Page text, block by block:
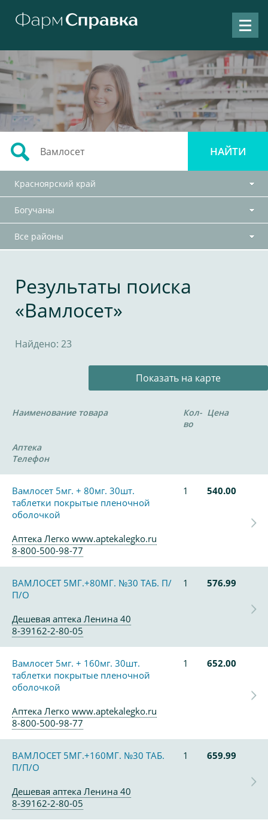
Красноярский край
Богучаны
Все районы
Результаты поиска
«Вамлосет»
Найдено: 23
Показать на карте
Наименование товара
Кол-
во
Цена
Аптека
Телефон
Вамлосет 5мг. + 80мг. 30шт.
таблетки покрытые пленочной
оболочкой
1 540.00
Аптека Легко www.aptekalegko.ru
8-800-500-98-77
ВАМЛОСЕТ 5МГ.+80МГ. №30 ТАБ. П/
П/О
1 576.99
Дешевая аптека Ленина 40
8-39162-2-80-05
Вамлосет 5мг. + 160мг. 30шт.
таблетки покрытые пленочной
оболочкой
1 652.00
Аптека Легко www.aptekalegko.ru
8-800-500-98-77
ВАМЛОСЕТ 5МГ.+160МГ. №30 ТАБ.
П/П/О
1 659.99
Дешевая аптека Ленина 40
8-39162-2-80-05